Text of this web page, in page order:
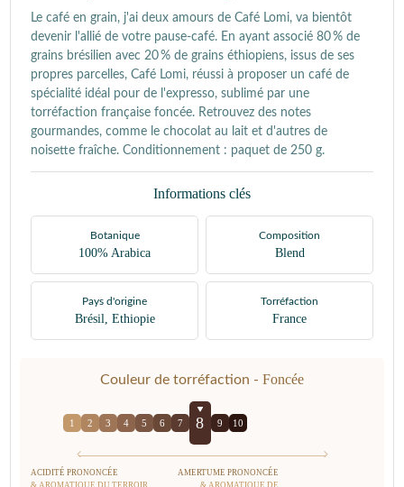
Le café en grain, j'ai deux amours de Café Lomi, va bientôt
devenir l'allié de votre pause-café. En ayant associé 80 % de
grains brésilien avec 20 % de grains éthiopiens, issus de ses
propres parcelles, Café Lomi, réussi à proposer un café de
spécialité idéal pour de l'expresso, sublimé par une
torréfaction française foncée. Retrouvez des notes
gourmandes, comme le chocolat au lait et d'autres de
noisette fraîche. Conditionnement : paquet de 250 g.
Informations clés
Botanique
100% Arabica
Composition
Blend
Pays d'origine
Brésil, Ethiopie
Torréfaction
France
Couleur de torréfaction - Foncée
1 2 3 4 5 6 7 8 9 10
ACIDITÉ PRONONCÉE
& AROMATIQUE DU TERROIR
AMERTUME PRONONCÉE
& AROMATIQUE DE